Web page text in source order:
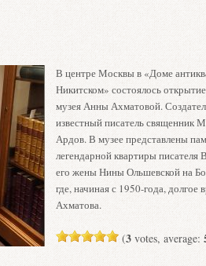
В центре Москвы в «Доме
Никитском» состоялось
музея Анны Ахматовой.
известный писатель священник
Ардов. В музее представлены
легендарной квартиры писателя
его жены Нины Ольшевской на
где, начиная с 1950-года, долгое
Ахматова.
(3votes, average: